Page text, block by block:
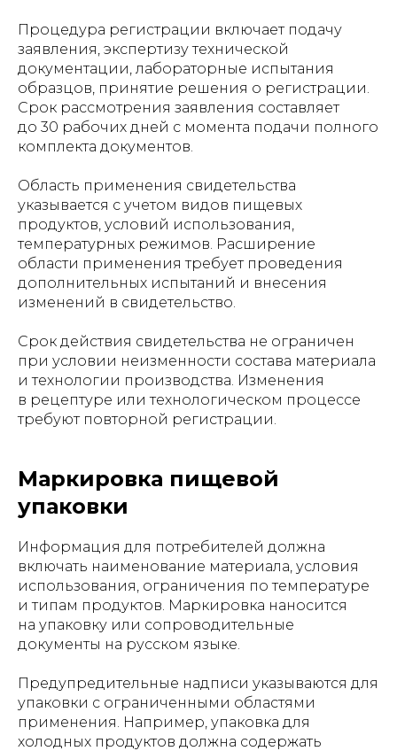
Процедура регистрации включает подачу
заявления, экспертизу технической
документации, лабораторные испытания
образцов, принятие решения о регистрации.
Срок рассмотрения заявления составляет
до 30 рабочих дней с момента подачи полного
комплекта документов.
Область применения свидетельства
указывается с учетом видов пищевых
продуктов, условий использования,
температурных режимов. Расширение
области применения требует проведения
дополнительных испытаний и внесения
изменений в свидетельство.
Срок действия свидетельства не ограничен
при условии неизменности состава материала
и технологии производства. Изменения
в рецептуре или технологическом процессе
требуют повторной регистрации.
Маркировка пищевой
упаковки
Информация для потребителей должна
включать наименование материала, условия
использования, ограничения по температуре
и типам продуктов. Маркировка наносится
на упаковку или сопроводительные
документы на русском языке.
Предупредительные надписи указываются для
упаковки с ограниченными областями
применения. Например, упаковка для
холодных продуктов должна содержать